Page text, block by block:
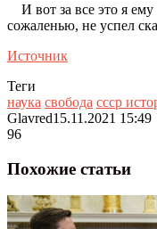
И вот за все это я
сожаленью, не успел
Источник
Теги
наука свобода ссср
Glavred15.11.2021 15:49
96
Похожие статьи